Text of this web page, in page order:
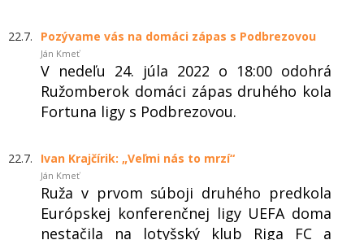
22.7. Pozývame vás na domáci zápas s Podbrezovou
Ján Kmeť
V nedeľu 24. júla 2022 o 18:00 odohrá
Ružomberok domáci zápas druhého kola
Fortuna ligy s Podbrezovou.
22.7. Ivan Krajčírik: „Veľmi nás to mrzí“
Ján Kmeť
Ruža v prvom súboji druhého predkola
Európskej konferenčnej ligy UEFA doma
nestačila na lotyšský klub Riga FC a